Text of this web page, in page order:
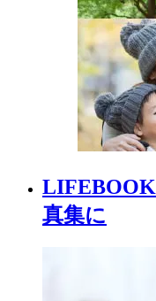
LIFEBOOK
真集に